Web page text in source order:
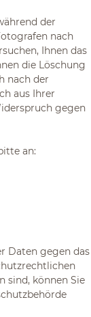
der
nach
Ihnen das
die Löschung
nach der
aus Ihrer
gegen
an:
Daten gegen das
sind, können Sie